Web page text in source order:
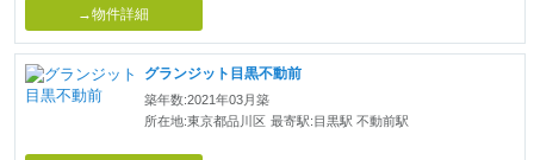
→物件詳細
グランジット目黒不動前
築年数:2021年03月築
所在地:東京都品川区 最寄駅:目黒駅 不動前駅